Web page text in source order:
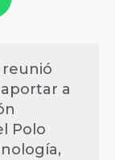
reunió
a
Polo